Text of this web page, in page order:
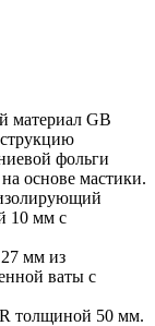
материал GB
фольги
основе мастики.
10 мм с
мм из
ваты с
толщиной 50 мм.